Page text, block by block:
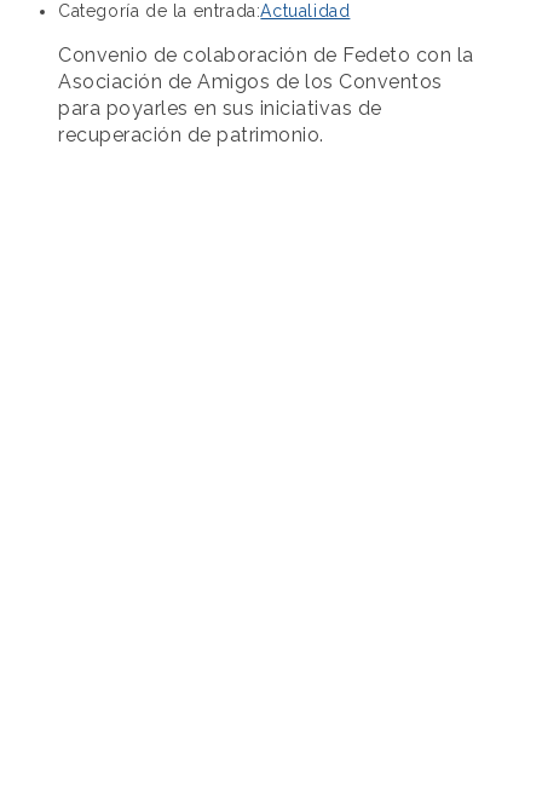
Categoría de la entrada:Actualidad
Convenio de colaboración de Fedeto con la
Asociación de Amigos de los Conventos
para poyarles en sus iniciativas de
recuperación de patrimonio.